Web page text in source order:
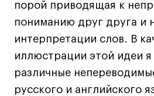
дверей
дверей
порой приводящая к
пониманию друг друга и
интерпретации слов. В
иллюстрации этой идеи я
различные
русского и английского